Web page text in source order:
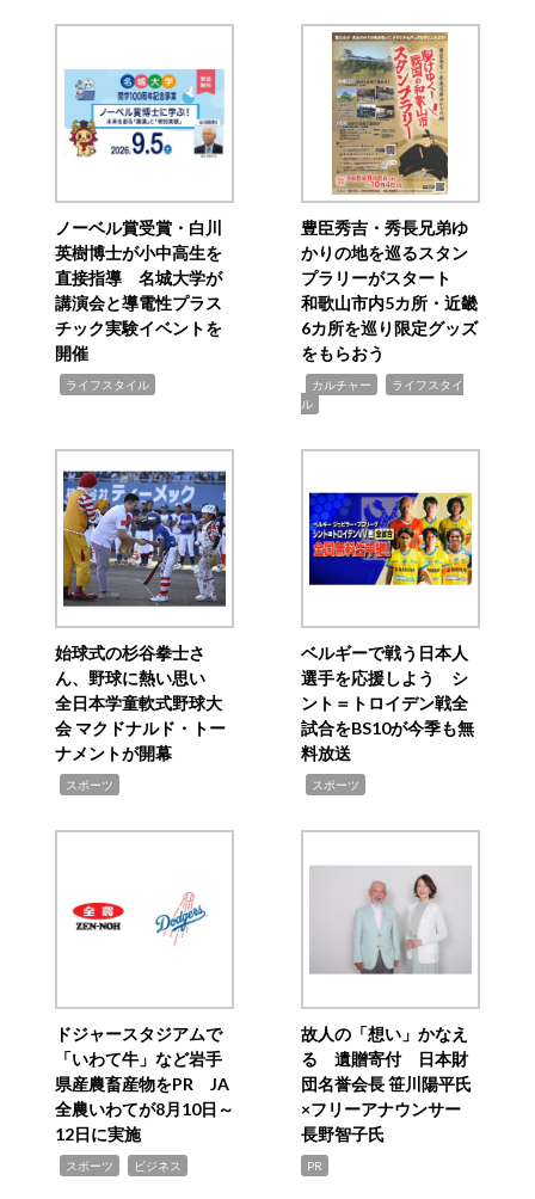
ノーベル賞受賞・白川
英樹博士が小中高生を
直接指導 名城大学が
講演会と導電性プラス
チック実験イベントを
開催
ライフスタイル
豊臣秀吉・秀長兄弟ゆ
かりの地を巡るスタン
プラリーがスタート
和歌山市内5カ所・近畿
6カ所を巡り限定グッズ
をもらおう
カルチャー
ライフスタイ
ル
始球式の杉谷拳士さ
ん、野球に熱い思い
全日本学童軟式野球大
会 マクドナルド・トー
ナメントが開幕
スポーツ
ベルギーで戦う日本人
選手を応援しよう シ
ント＝トロイデン戦全
試合をBS10が今季も無
料放送
スポーツ
ドジャースタジアムで
「いわて牛」など岩手
県産農畜産物をPR JA
全農いわてが8月10日～
12日に実施
スポーツ ビジネス
故人の「想い」かなえ
る 遺贈寄付 日本財
団名誉会長 笹川陽平氏
×フリーアナウンサー
長野智子氏
PR